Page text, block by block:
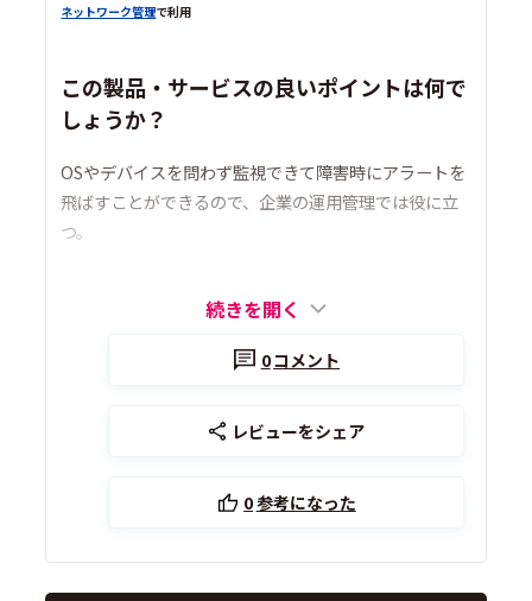
ネットワーク管理で利用
この製品・サービスの良いポイントは何で
しょうか？
OSやデバイスを問わず監視できて障害時にアラートを
飛ばすことができるので、企業の運用管理では役に立
つ。
続きを開く
0コメント
レビューをシェア
0参考になった